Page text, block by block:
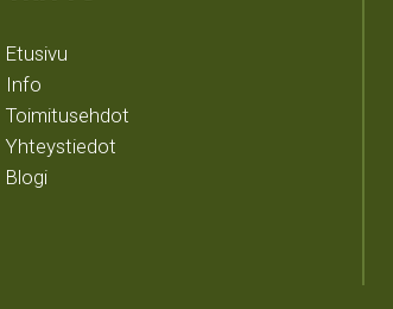
Etusivu
Info
Toimitusehdot
Yhteystiedot
Blogi